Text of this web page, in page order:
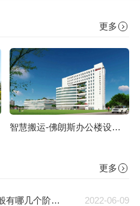
更多
智慧搬运-佛朗斯办公楼设计装修
更多
2022-06-09
企业办公室装修设计过程一般有哪几个阶段?